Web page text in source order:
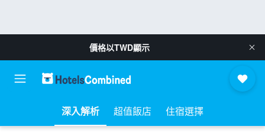
價格以TWD顯示
深入解析 超值飯店 住宿選擇